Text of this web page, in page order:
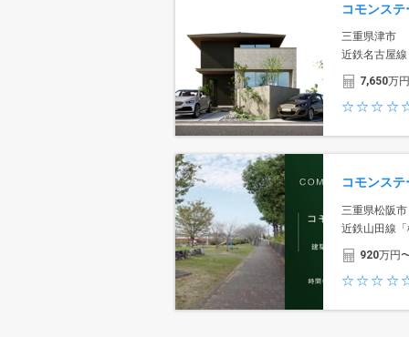
三重県津市
近鉄名古屋
7,650万
コモンス
三重県松阪市
近鉄山田線
920万円